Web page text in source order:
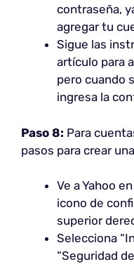
contraseña,
agregar tu
Sigue las
artículo para
pero cuando
ingresa la
Paso 8: Para
pasos para crear
Ve a Yahoo
icono de
superior
Selecciona
“Seguridad